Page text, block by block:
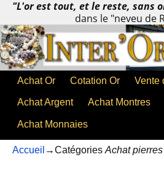
"L'or est tout, et le reste, sans
dans le "neveu de
Achat Or Cotation Or Vente
Achat Argent Achat Montres
Achat Monnaies
Accueil →Catégories Achat